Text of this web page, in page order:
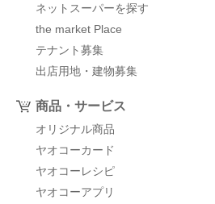
ネットスーパーを探す
the market Place
テナント募集
出店用地・建物募集
商品・サービス
オリジナル商品
ヤオコーカード
ヤオコーレシピ
ヤオコーアプリ